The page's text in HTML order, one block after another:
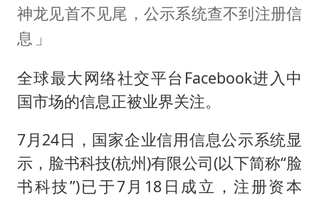
U17国足三连胜晋级明日之星半决赛
中巨芯：上半年归母净利润1405.77万元
美股存储板块集体大跌
百花奖开幕式
神龙见首不见尾，公示系统查不到注册信
息
全球最大网络社交平台Facebook进入中
国市场的信息正被业界关注。
7月24日，国家企业信用信息公示系统显
示，脸书科技(杭州)有限公司(以下简称“脸
书科技”)已于7月18日成立，注册资本